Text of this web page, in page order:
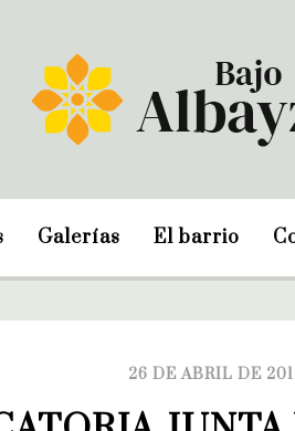
Galerías El barrio
26 DE ABRIL DE